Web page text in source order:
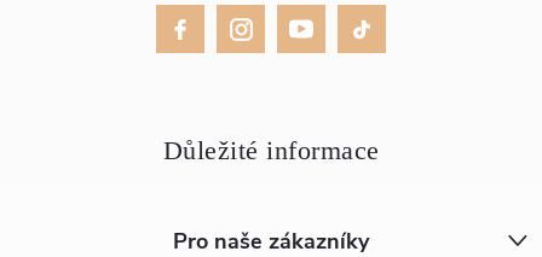
Pro naše zákazníky